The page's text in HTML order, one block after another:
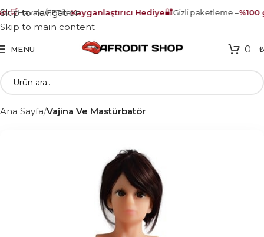
🛒Havale/EFT ileKayganlaştırıcı Hediye🔐Gizli paketleme –%100
Skip to navigation
Skip to main content
MENU 0 ₺
Ana Sayfa Vajina Ve Mastürbatör